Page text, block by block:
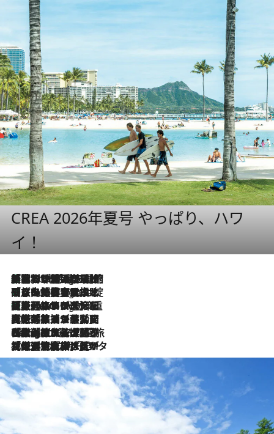
CREA 2026年夏号 やっぱり、ハワ
イ！
7 Hours Ago
「荷物が増えるほど旅ストレスは増す」美容ジャーナリストがたどり着いた最終結論。“化粧品を劇的に減らす”感動の凝縮美容とは
7 Hours Ago
「旅先には金髪ウィッグを持参」日本と同じメイクでは損してる!? 美容ジャーナリストが提案する“掟破りの旅美容”とは
7 Hours Ago
【厳選旅コスメ】「身軽さ＆UV対策重視！」ヘアアーティストshucoが選んだ夏旅ベストコスメを発表【Mサイズジップ】
2026.8.5
【厳選旅コスメ】国内をあちこち移動する河井菜摘が選んだ夏旅ベストコスメ発表！「リラックスアイテムはマスト」【Mサイズジップ】
2026.8.4
【厳選旅コスメ】「紫外線＆乾燥対策しながらメイク感も！」ヘア＆メイクGeorgeが選んだ夏旅ベストコスメを発表！【Mサイズジップ】
2026.8.3
【厳選旅コスメ】「保湿もタイパ重視！」“サウナ好き”タレント清水みさとが愛用する夏旅ベストコスメを発表！【Mサイズジップ】